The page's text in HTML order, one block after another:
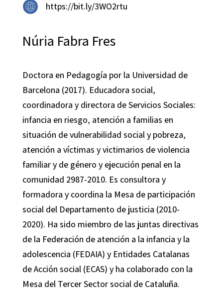
https://bit.ly/3WO2rtu
Núria Fabra Fres
Doctora en Pedagogía por la Universidad de
Barcelona (2017). Educadora social,
coordinadora y directora de Servicios Sociales:
infancia en riesgo, atención a familias en
situación de vulnerabilidad social y pobreza,
atención a víctimas y victimarios de violencia
familiar y de género y ejecución penal en la
comunidad 2987-2010. Es consultora y
formadora y coordina la Mesa de participación
social del Departamento de justicia (2010-
2020). Ha sido miembro de las juntas directivas
de la Federación de atención a la infancia y la
adolescencia (FEDAIA) y Entidades Catalanas
de Acción social (ECAS) y ha colaborado con la
Mesa del Tercer Sector social de Cataluña.